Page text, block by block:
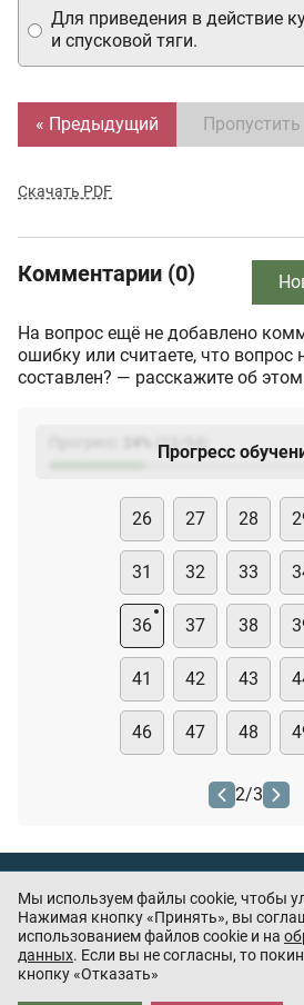
Для приведения в действие
и спусковой тяги.
« Предыдущий Пропустить
Скачать PDF
Комментарии (0)
На вопрос ещё не добавлено
ошибку или считаете, что вопрос
составлен? — расскажите об
(23
Прогресс
26 27 28
31 32 33
36 37 38
41 42 43
46 47 48
2/3
Нашли ошибку или есть
нам
Приложения партнёров:
Мы используем файлы cookie, чтобы
Нажимая кнопку «Принять», вы
использованием файлов cookie и на
данных. Если вы не согласны, то
кнопку «Отказать»